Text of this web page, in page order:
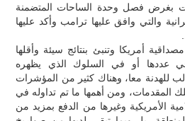
بغرض فصل وحدة الساحات المتضمنة
والتي وافق عليها ترامب وأكد عليها
أمريكا وتنبئ بنتائج سيئة وأقلها
عددها أو في السلوك الذي يظهره
للهدنة معا، وهناك كثير من المؤشرات
المقدمات، ومن أهمها ما تم تداوله في
الأمريكية وغيرها من الدفع بمزيد من